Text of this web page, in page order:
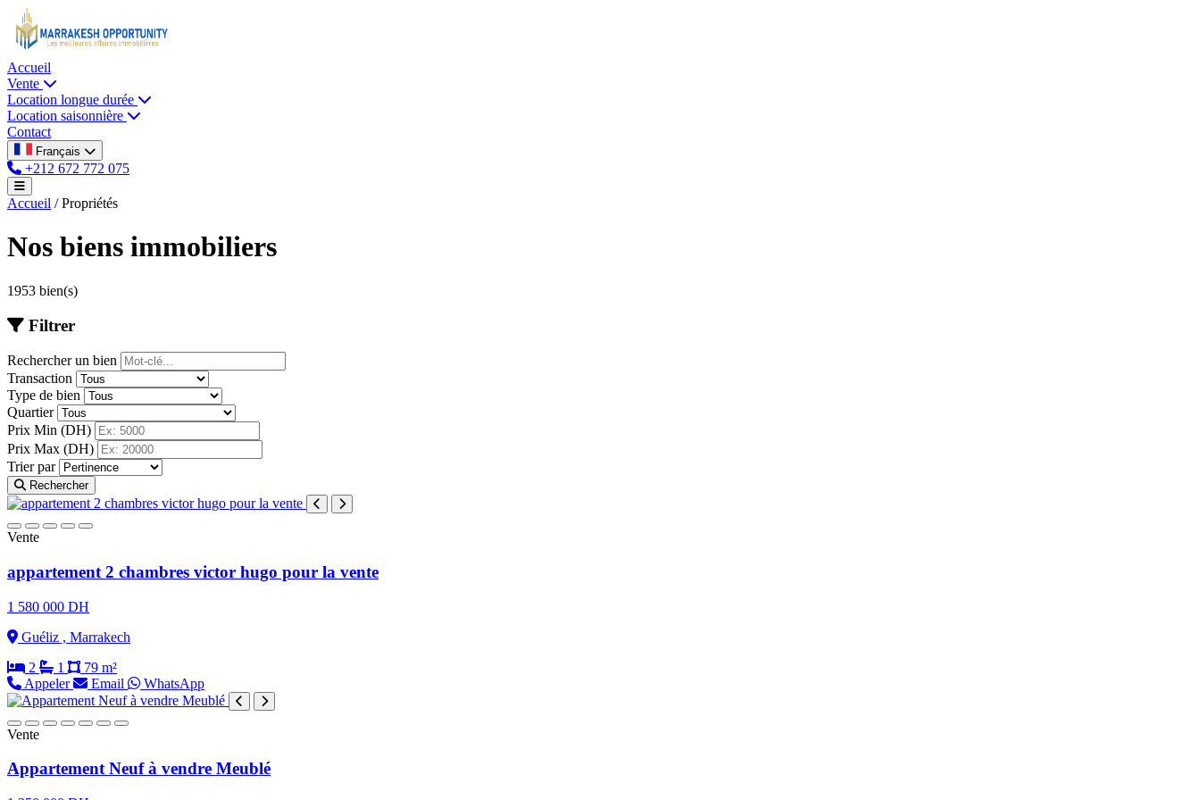
Accueil
Vente
Location longue durée
Location saisonnière
Contact
Français
+212 672 772 075
Accueil / Propriétés
Nos biens immobiliers
1953 bien(s)
Filtrer
Rechercher un bien
Transaction
Type de bien
Quartier
Prix Min (DH)
Prix Max (DH)
Trier par
Rechercher
Vente
appartement 2 chambres victor hugo pour la vente
1 580 000 DH
Guéliz , Marrakech
2
1
79 m²
Appeler
Email WhatsApp
Vente
Appartement Neuf à vendre Meublé